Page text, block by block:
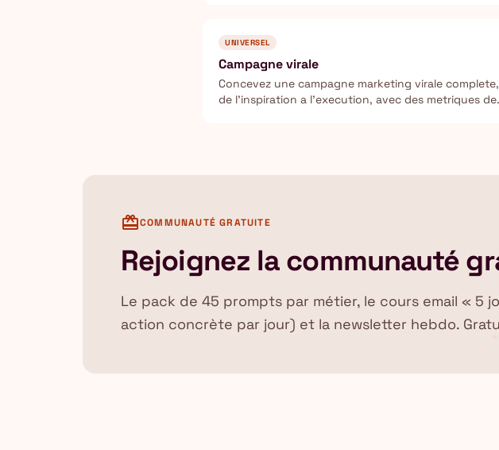
UNIVERSEL
Campagne virale
Concevez une campagne marketing virale complete,
de l'inspiration a l'execution, avec des metriques de
card_giftcardCOMMUNAUTÉ GRATUITE
Rejoignez la communauté
Le pack de 45 prompts par métier, le cours email « 5
action concrète par jour) et la newsletter hebdo.